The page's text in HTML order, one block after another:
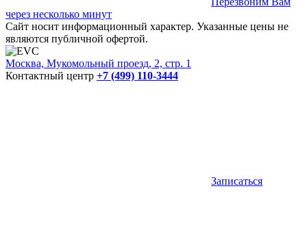
через несколько минут
Сайт носит информационный характер. Указанные цены не
являются публичной офертой.
Москва, Мукомольный проезд, 2, стр. 1
Контактный центр +7 (499) 110-3444
Записаться